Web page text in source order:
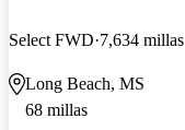
Select FWD 7,634 millas
Long Beach, MS
68 millas